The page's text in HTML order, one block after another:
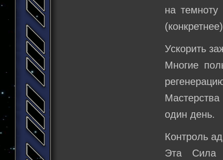
на темноту
Ускорить
Многие
один день.
Контроль
Эта Сила